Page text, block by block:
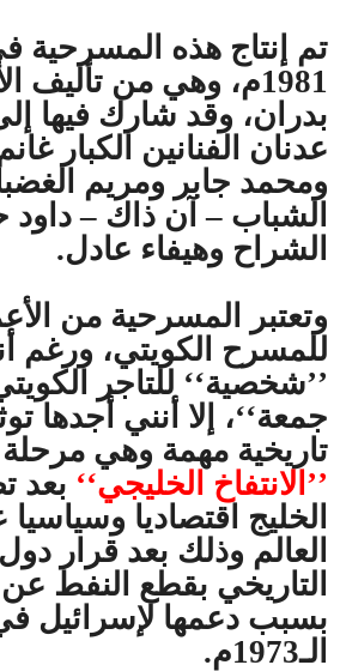
تم إنتاج هذه المسرحية
1981م، وهي من تأليف
بدران، وقد شارك فيها
عدنان الفنانين الكبار
ومحمد جابر ومريم
الشباب – آن ذاك – داود
الشراح وهيفاء عادل.
وتعتبر المسرحية من
للمسرح الكويتي، ورغم
’’شخصية‘‘ للتاجر
جمعة‘‘، إلا أنني أجدها
تاريخية مهمة وهي
’’الانتفاخ الخليجي‘‘ بعد
الخليج اقتصاديا
العالم وذلك بعد قرار
التاريخي بقطع النفط عن
بسبب دعمها لإسرائيل
الـ1973م.